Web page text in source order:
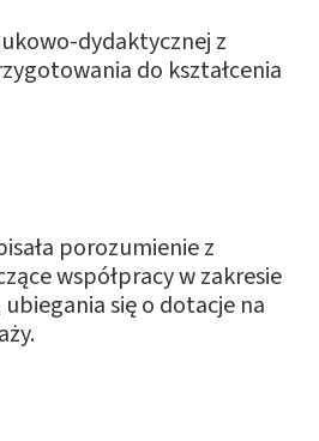
dydaktycznej z
do kształcenia
porozumienie z
współpracy w zakresie
się o dotacje na